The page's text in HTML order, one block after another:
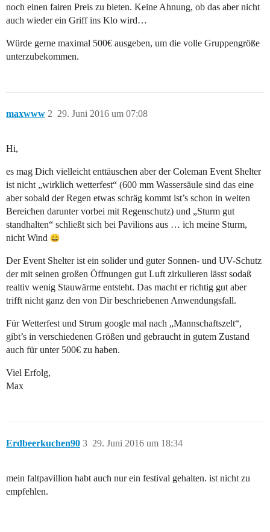
noch einen fairen Preis zu bieten. Keine Ahnung, ob das aber nicht
auch wieder ein Griff ins Klo wird…
Würde gerne maximal 500€ ausgeben, um die volle Gruppengröße
unterzubekommen.
maxwww 29. Juni 2016 um 07:08
2
Hi,
es mag Dich vielleicht enttäuschen aber der Coleman Event Shelter
ist nicht „wirklich wetterfest“ (600 mm Wassersäule sind das eine
aber sobald der Regen etwas schräg kommt ist’s schon in weiten
Bereichen darunter vorbei mit Regenschutz) und „Sturm gut
standhalten“ schließt sich bei Pavilions aus … ich meine Sturm,
nicht Wind
Der Event Shelter ist ein solider und guter Sonnen- und UV-Schutz
der mit seinen großen Öffnungen gut Luft zirkulieren lässt sodaß
realtiv wenig Stauwärme entsteht. Das macht er richtig gut aber
trifft nicht ganz den von Dir beschriebenen Anwendungsfall.
Für Wetterfest und Strum google mal nach „Mannschaftszelt“,
gibt’s in verschiedenen Größen und gebraucht in gutem Zustand
auch für unter 500€ zu haben.
Viel Erfolg,
Max
Erdbeerkuchen90 29. Juni 2016 um 18:34
3
mein faltpavillion habt auch nur ein festival gehalten. ist nicht zu
empfehlen.